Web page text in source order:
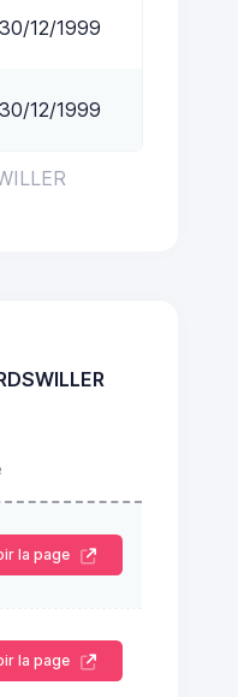
30/12/1999
30/12/1999
la page
la page